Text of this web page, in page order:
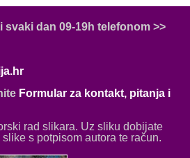
svaki dan 09-19h telefonom >>
Formular za kontakt, pitanja i
rad slikara. Uz sliku dobijate
s potpisom autora te račun.